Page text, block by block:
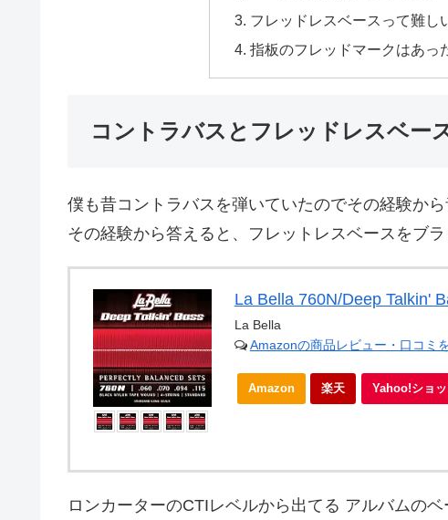
フレッドレスベースって難し
指板のフレッドマークはあっ
コントラバスとフレッドレスベー
僕も昔コントラバスを弾いていたのでその経験か
その経験から答えると、フレットレスベースをブ
La Bella 760N/Deep Talkin'
La Bella
Amazonの商品レビュー・口コミ
Amazon 楽天 Yahoo!ショ
ロンカーターのCTIレベルから出てる アルバムの